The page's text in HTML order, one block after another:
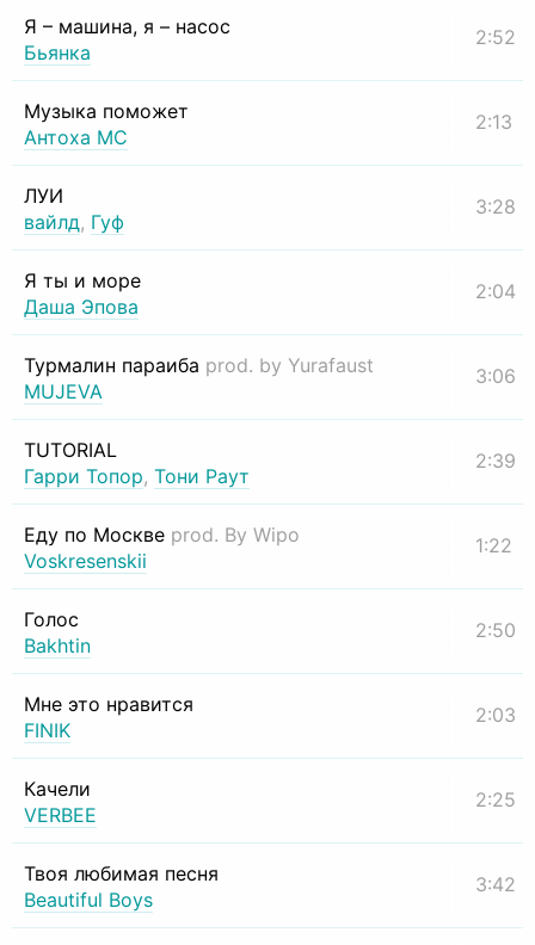
Я – машина, я – насос
Бьянка
2:52
Музыка поможет
Антоха МС
2:13
ЛУИ
вайлд, Гуф
3:28
Я ты и море
Даша Эпова
2:04
Турмалин параиба prod. by Yurafaust
MUJEVA
3:06
TUTORIAL
Гарри Топор, Тони Раут
2:39
Еду по Москве prod. By Wipo
Voskresenskii
1:22
Голос
Bakhtin
2:50
Мне это нравится
FINIK
2:03
Качели
VERBEE
2:25
Твоя любимая песня
Beautiful Boys
3:42